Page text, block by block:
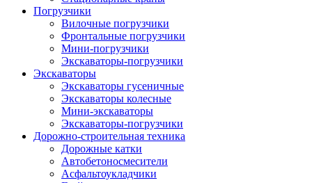
Погрузчики
Вилочные погрузчики
Фронтальные погрузчики
Мини-погрузчики
Экскаваторы-погрузчики
Экскаваторы
Экскаваторы гусеничные
Экскаваторы колесные
Мини-экскаваторы
Экскаваторы-погрузчики
Дорожно-строительная техника
Дорожные катки
Автобетоносмесители
Асфальтоукладчики